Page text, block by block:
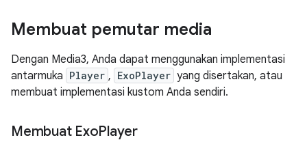
Membuat pemutar media
Dengan Media3, Anda dapat menggunakan implementasi
antarmuka Player , ExoPlayer yang disertakan, atau
membuat implementasi kustom Anda sendiri.
Membuat ExoPlayer